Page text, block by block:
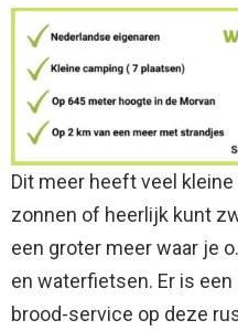
Dit meer heeft veel
zonnen of heerlijk kunt
een groter meer waar je
en waterfietsen. Er is
brood-service op deze